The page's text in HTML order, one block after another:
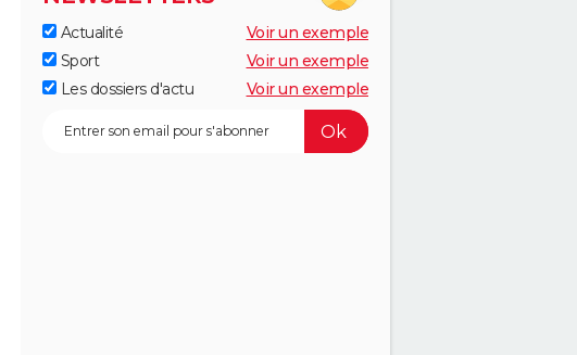
Actualité
Voir un exemple
Sport
Voir un exemple
Les dossiers d'actu
Voir un exemple